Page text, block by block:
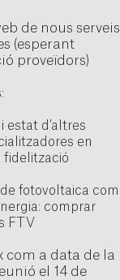
de nous serveis
(esperant
proveïdors)
i estat d’altres
en
fidelització
fotovoltaica com
comprar
FTV
com a data de la
el 14 de